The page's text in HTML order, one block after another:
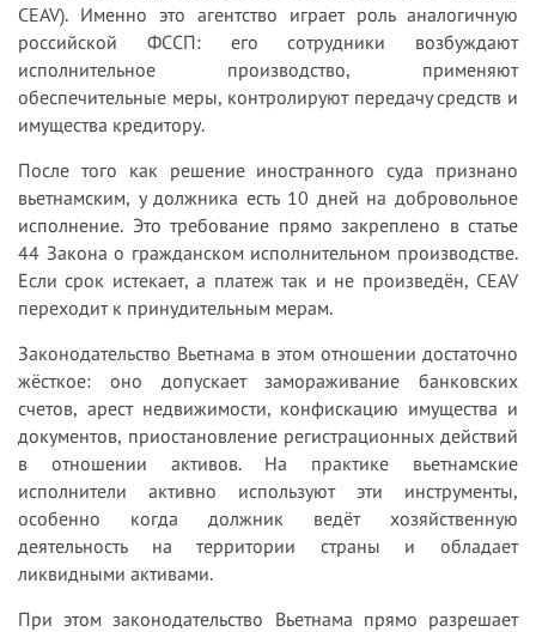
CEAV). Именно это агентство играет роль аналогичную
российской ФССП: его сотрудники возбуждают
исполнительное производство, применяют
обеспечительные меры, контролируют передачу средств и
имущества кредитору.
После того как решение иностранного суда признано
вьетнамским, у должника есть 10 дней на добровольное
исполнение. Это требование прямо закреплено в статье
44 Закона о гражданском исполнительном производстве.
Если срок истекает, а платеж так и не произведён, CEAV
переходит к принудительным мерам.
Законодательство Вьетнама в этом отношении достаточно
жёсткое: оно допускает замораживание банковских
счетов, арест недвижимости, конфискацию имущества и
документов, приостановление регистрационных действий
в отношении активов. На практике вьетнамские
исполнители активно используют эти инструменты,
особенно когда должник ведёт хозяйственную
деятельность на территории страны и обладает
ликвидными активами.
При этом законодательство Вьетнама прямо разрешает